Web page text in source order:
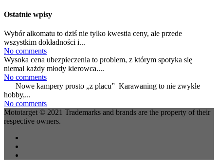
Ostatnie wpisy
Wybór alkomatu to dziś nie tylko kwestia ceny, ale przede
wszystkim dokładności i...
No comments
Wysoka cena ubezpieczenia to problem, z którym spotyka się
niemal każdy młody kierowca....
No comments
Nowe kampery prosto „z placu” Karawaning to nie zwykłe
hobby,...
No comments
Mototarget © 2021 Trademarks and brands are the property of their
respective owners.